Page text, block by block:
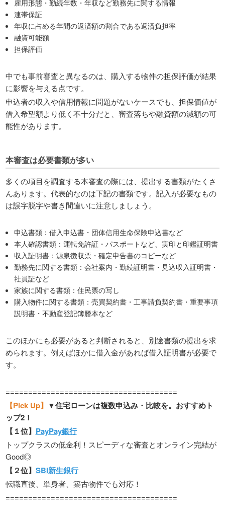
雇用形態・勤続年数・年収など勤務先に関する情報
連帯保証
年収に占める年間の返済額の割合である返済負担率
融資可能額
担保評価
中でも事前審査と異なるのは、購入する物件の担保評価が結果
に影響を与える点です。
申込者の収入や信用情報に問題がないケースでも、担保価値が
借入希望額より低く不十分だと、審査落ちや融資額の減額の可
能性があります。
本審査は必要書類が多い
多くの項目を調査する本審査の際には、提出する書類がたくさ
んあります。代表的なのは下記の書類です。記入が必要なもの
は誤字脱字や書き間違いに注意しましょう。
申込書類：借入申込書・団体信用生命保険申込書など
本人確認書類：運転免許証・パスポートなど、実印と印鑑証明書
収入証明書：源泉徴収票・確定申告書のコピーなど
勤務先に関する書類：会社案内・勤続証明書・見込収入証明書・
社員証など
家族に関する書類：住民票の写し
購入物件に関する書類：売買契約書・工事請負契約書・重要事項
説明書・不動産登記簿謄本など
このほかにも必要があると判断されると、別途書類の提出を求
められます。例えばほかに借入金があれば借入証明書が必要で
す。
======================================
【Pick Up】 ▼住宅ローンは複数申込み・比較を。おすすめト
ップ2！
【１位】 PayPay銀行
トップクラスの低金利！スピーディな審査とオンライン完結が
Good◎
【２位】 SBI新生銀行
転職直後、単身者、築古物件でも対応！
======================================